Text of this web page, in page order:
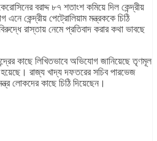
বরাদ্দ ৮৭ শতাংশ কমিয়ে দিল কেন্দ্রীয়
কেন্দ্রীয় পেট্রোলিয়াম মন্ত্রককে চিঠি
রাস্তায় নেমে প্রতিবাদ করার কথা ভাবছে
কাছে লিখিতভাবে অভিযোগ জানিয়েছে তৃণমূল
হয়েছে। রাজ্য খাদ্য দফতরের সচিব পারভেজ
লোকদের কাছে চিঠি দিয়েছেন।